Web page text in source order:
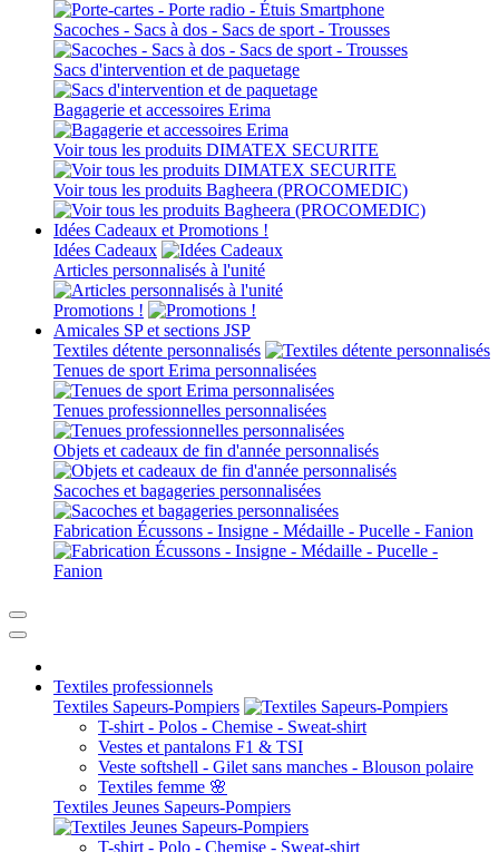
Sacoches - Sacs à dos - Sacs de sport - Trousses
Sacs d'intervention et de paquetage
Bagagerie et accessoires Erima
Voir tous les produits DIMATEX SECURITE
Voir tous les produits Bagheera (PROCOMEDIC)
Idées Cadeaux et Promotions !
Idées Cadeaux
Articles personnalisés à l'unité
Promotions !
Amicales SP et sections JSP
Textiles détente personnalisés
Tenues de sport Erima personnalisées
Tenues professionnelles personnalisées
Objets et cadeaux de fin d'année personnalisés
Sacoches et bagageries personnalisées
Fabrication Écussons - Insigne - Médaille - Pucelle - Fanion
Textiles professionnels
Textiles Sapeurs-Pompiers
T-shirt - Polos - Chemise - Sweat-shirt
Vestes et pantalons F1 & TSI
Veste softshell - Gilet sans manches - Blouson polaire
Textiles femme 🌸
Textiles Jeunes Sapeurs-Pompiers
T-shirt - Polo - Chemise - Sweat-shirt